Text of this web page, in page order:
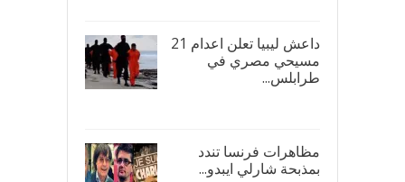
داعش ليبيا تعلن اعدام 21
مسيحي مصري في
طرابلس...
مظاهرات فرنسا تندد
بمذبحة شارلي ايبدو...